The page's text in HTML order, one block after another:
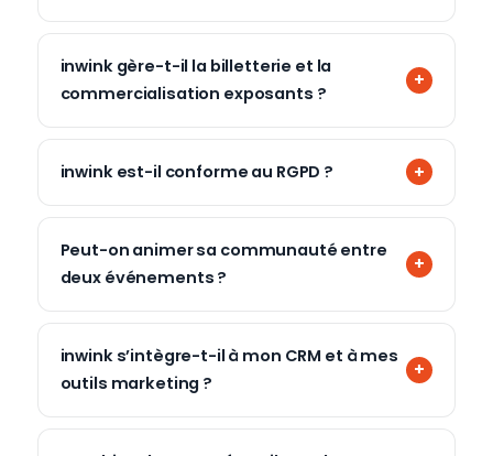
inwink gère-t-il la billetterie et la
commercialisation exposants ?
inwink est-il conforme au RGPD ?
Peut-on animer sa communauté entre
deux événements ?
inwink s’intègre-t-il à mon CRM et à mes
outils marketing ?